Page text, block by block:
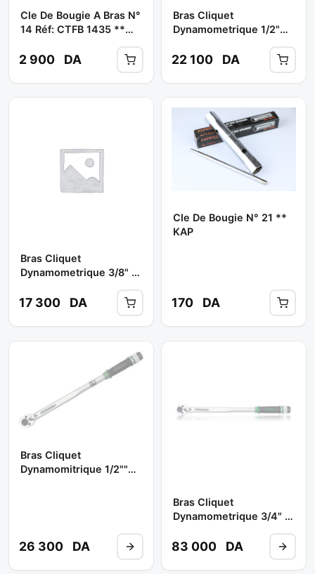
Cle De Bougie A Bras N°
14 Réf: CTFB 1435 **
2 900 DA
Bras Cliquet
Dynamometrique 1/2"
1621 ** TOPTUL
22 100 DA
Bras Cliquet
Dynamometrique 3/8" (
ANAF1211 ** TOPTUL
17 300 DA
Cle De Bougie N° 21 **
KAP
170 DA
Bras Cliquet
Dynamomitrique 1/2""
26 300 DA
Bras Cliquet
Dynamometrique 3/4" (
ANAF2470 ** TOPTUL
83 000 DA